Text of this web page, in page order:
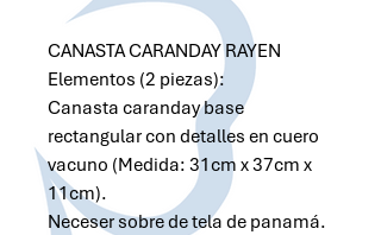
CANASTA CARANDAY RAYEN
Elementos (2 piezas):
Canasta caranday base
rectangular con detalles en cuero
vacuno (Medida: 31cm x 37cm x
11cm).
Neceser sobre de tela de panamá.